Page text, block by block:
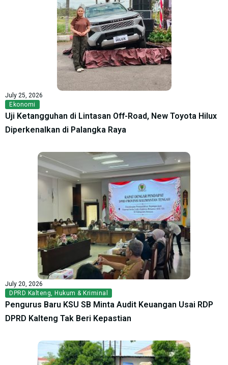
July 25, 2026
Ekonomi
Uji Ketangguhan di Lintasan Off-Road, New Toyota Hilux
Diperkenalkan di Palangka Raya
July 20, 2026
DPRD Kalteng, Hukum & Kriminal
Pengurus Baru KSU SB Minta Audit Keuangan Usai RDP
DPRD Kalteng Tak Beri Kepastian